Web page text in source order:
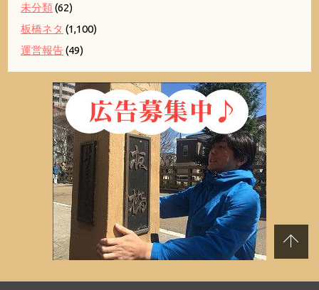
未分類(62)
板橋ネタ (1,100)
運営報告(49)